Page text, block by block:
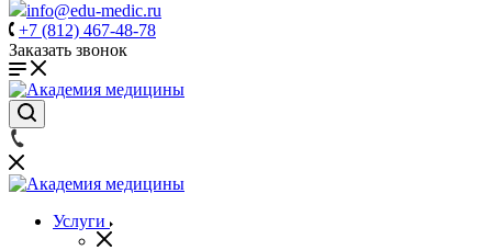
info@edu-medic.ru
+7 (812) 467-48-78
Заказать звонок
Услуги